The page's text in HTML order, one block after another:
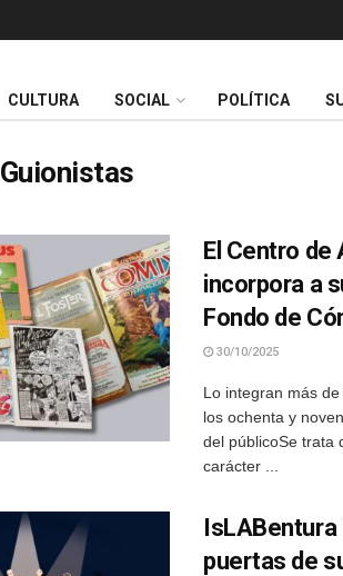
CULTURA SOCIAL POLÍTICA
Guionistas
El Centro de
incorpora a
Fondo de
30/10/2025
Lo integran más
los ochenta y
del públicoSe trata
carácter ...
IsLABentura
puertas de